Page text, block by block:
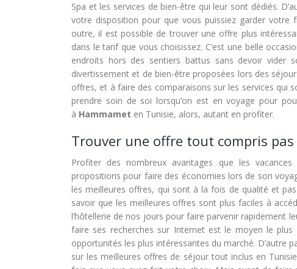
Spa et les services de bien-être qui leur sont dédiés.
votre disposition pour que vous puissiez garder
outre, il est possible de trouver une offre plus
dans le tarif que vous choisissez. C’est une belle
endroits hors des sentiers battus sans devoir vider
divertissement et de bien-être proposées lors des
offres, et à faire des comparaisons sur les services qui
prendre soin de soi lorsqu’on est en voyage pour
à Hammamet en Tunisie, alors, autant en profiter.
Trouver une offre tout compris
Profiter des nombreux avantages que les
propositions pour faire des économies lors de son
les meilleures offres, qui sont à la fois de qualité et
savoir que les meilleures offres sont plus faciles à
l’hôtellerie de nos jours pour faire parvenir rapidement
faire ses recherches sur Internet est le moyen le
opportunités les plus intéressantes du marché. D’autre
sur les meilleures offres de séjour tout inclus en